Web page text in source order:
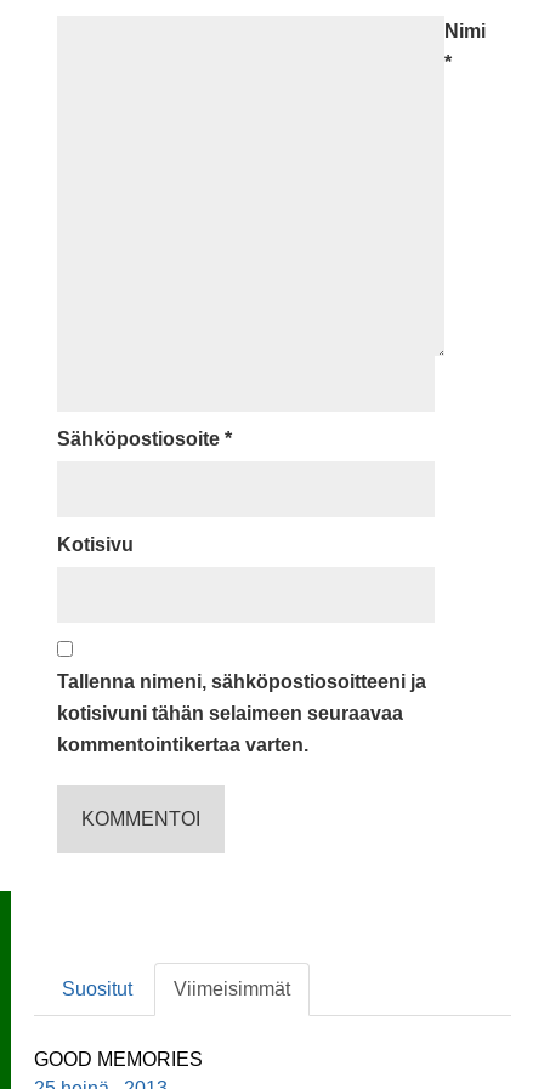
Nimi
*
Sähköpostiosoite *
Kotisivu
Tallenna nimeni, sähköpostiosoitteeni ja
kotisivuni tähän selaimeen seuraavaa
kommentointikertaa varten.
Suositut Viimeisimmät
GOOD MEMORIES